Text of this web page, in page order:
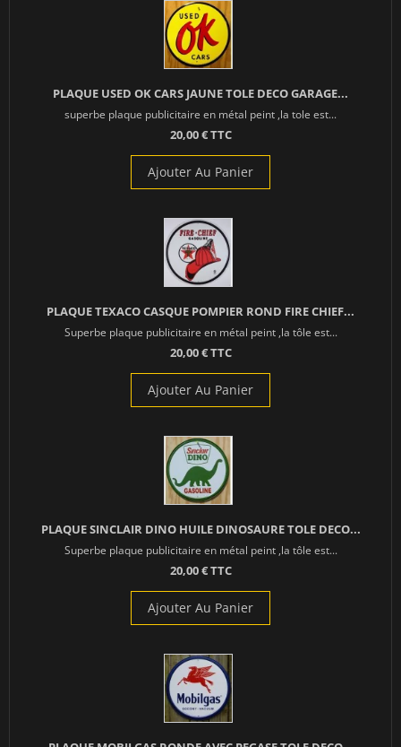
PLAQUE USED OK CARS JAUNE TOLE DECO GARAGE...
superbe plaque publicitaire en métal peint ,la tole est...
20,00 € TTC
Ajouter Au Panier
PLAQUE TEXACO CASQUE POMPIER ROND FIRE CHIEF...
Superbe plaque publicitaire en métal peint ,la tôle est...
20,00 € TTC
Ajouter Au Panier
PLAQUE SINCLAIR DINO HUILE DINOSAURE TOLE DECO...
Superbe plaque publicitaire en métal peint ,la tôle est...
20,00 € TTC
Ajouter Au Panier